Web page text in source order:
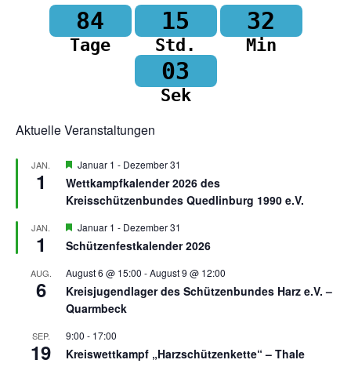
84
Tage
15
Std.
32
Min
03
Sek
Aktuelle Veranstaltungen
JAN.
1
Hervorgehoben
Januar 1 - Dezember 31
Wettkampfkalender 2026 des
Kreisschützenbundes Quedlinburg 1990 e.V.
JAN.
1
Hervorgehoben
Januar 1 - Dezember 31
Schützenfestkalender 2026
AUG.
6
August 6 @ 15:00 -August 9 @ 12:00
Kreisjugendlager des Schützenbundes Harz e.V. –
Quarmbeck
SEP.
19
9:00 - 17:00
Kreiswettkampf „Harzschützenkette“ – Thale